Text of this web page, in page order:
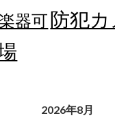
楽器可防犯カ
2026年8月